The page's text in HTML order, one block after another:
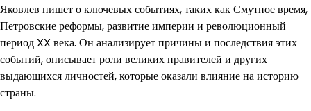
Яковлев пишет о ключевых событиях, таких как Смутное время,
Петровские реформы, развитие империи и революционный
период XX века. Он анализирует причины и последствия этих
событий, описывает роли великих правителей и других
выдающихся личностей, которые оказали влияние на историю
страны.